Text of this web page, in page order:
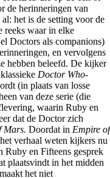
de herinneringen van
het is de setting voor de
reeks waar in elke
Doctors als companions)
en vervolgens
hebben beleefd. De kijker
Doctor Who-
(in plaats van losse
van deze serie (die
waarin Ruby en
dat de Doctor zich
Mars. Doordat in Empire of
verhaal weten kijkers nu
Ruby en Fifteens gesprek
plaatsvindt in het midden
het niet